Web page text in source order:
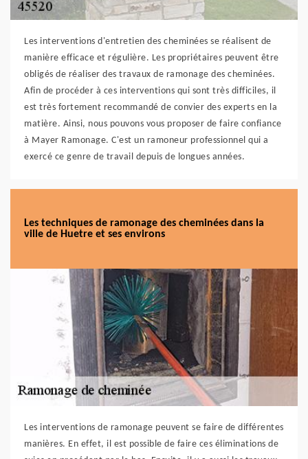
Les interventions d'entretien des cheminées se réalisent de
manière efficace et régulière. Les propriétaires peuvent être
obligés de réaliser des travaux de ramonage des cheminées.
Afin de procéder à ces interventions qui sont très difficiles, il
est très fortement recommandé de convier des experts en la
matière. Ainsi, nous pouvons vous proposer de faire confiance
à Mayer Ramonage. C'est un ramoneur professionnel qui a
exercé ce genre de travail depuis de longues années.
Les techniques de ramonage des cheminées dans la
ville de Huetre et ses environs
Les interventions de ramonage peuvent se faire de différentes
manières. En effet, il est possible de faire ces éliminations de